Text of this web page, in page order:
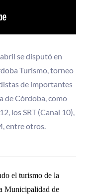
se disputó en
Turismo, torneo
de importantes
de Córdoba, como
los SRT (Canal 10),
entre otros.
el turismo de la
Municipalidad de